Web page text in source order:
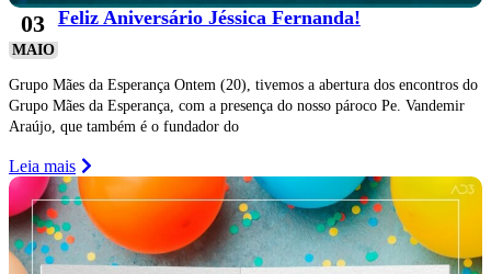
03
MAIO
Feliz Aniversário Jéssica Fernanda!
Grupo Mães da Esperança Ontem (20), tivemos a abertura dos encontros do
Grupo Mães da Esperança, com a presença do nosso pároco Pe. Vandemir
Araújo, que também é o fundador do
Leia mais